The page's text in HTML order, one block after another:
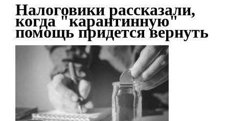
Налоговики рассказали,
когда "карантинную"
помощь придется вернуть